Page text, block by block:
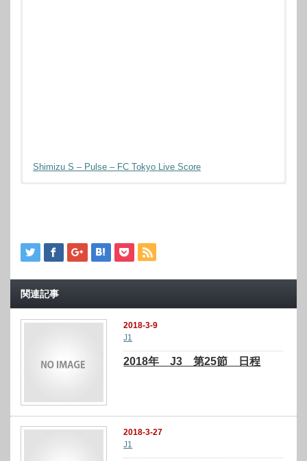
Shimizu S – Pulse – FC Tokyo Live Score
関連記事
2018-3-9
J1
2018年 J3 第25節 日程
2018-3-27
J1